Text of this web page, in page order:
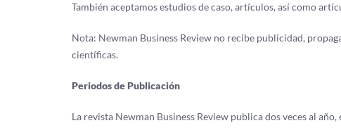
También aceptamos estudios de caso, artículos, así como
Nota: Newman Business Review no recibe publicidad,
científicas.
Periodos de Publicación
La revista Newman Business Review publica dos veces al